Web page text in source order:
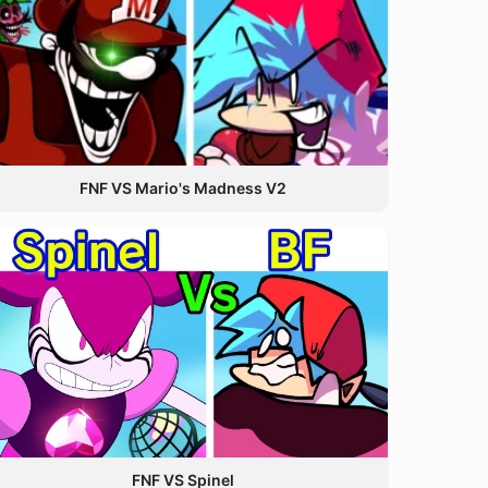
FNF VS Mario's Madness V2
FNF VS Spinel